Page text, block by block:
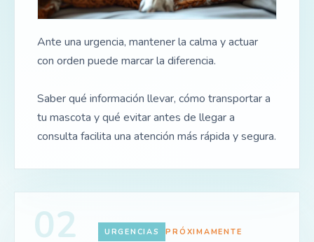
Ante una urgencia, mantener la calma y actuar
con orden puede marcar la diferencia.
Saber qué información llevar, cómo transportar a
tu mascota y qué evitar antes de llegar a
consulta facilita una atención más rápida y segura.
02 URGENCIAS PRÓXIMAMENTE